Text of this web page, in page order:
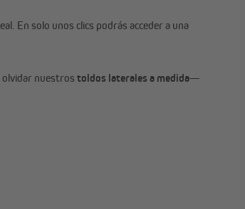
En solo unos clics podrás acceder a una
olvidar nuestros toldos laterales a medida—